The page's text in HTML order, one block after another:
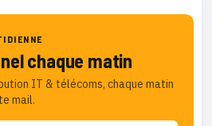
chaque matin
IT & télécoms, chaque matin
mail.